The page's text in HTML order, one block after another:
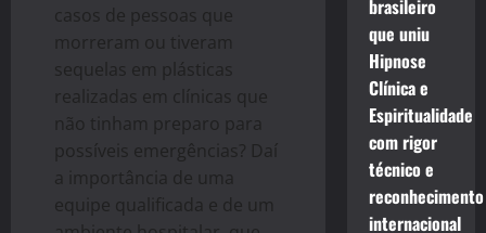
casos de pessoas que
morreram ou tiveram
sequelas em plásticas
realizadas em clínicas que
não tinham preparo para
possíveis emergências? Daí
a importância de uma
equipe qualificada e de um
brasileiro
que uniu
Hipnose
Clínica e
Espiritualidade
com rigor
técnico e
reconhecimento
internacional